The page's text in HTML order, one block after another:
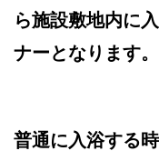
ら施設敷地内に
ナーとなります。
普通に入浴する